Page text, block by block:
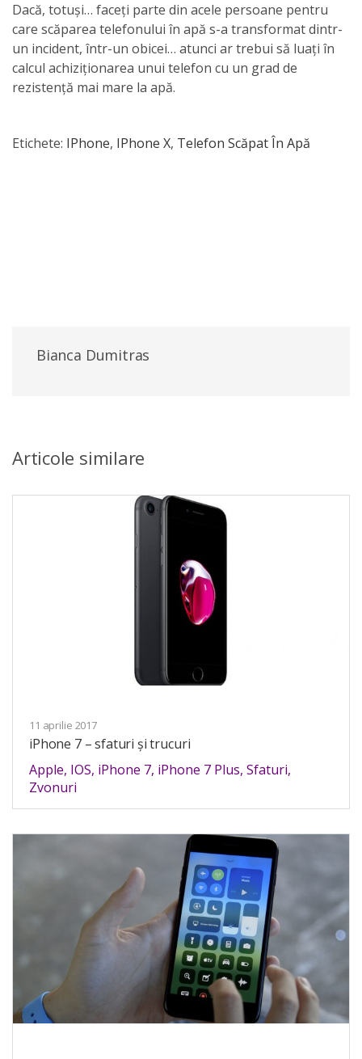
Dacă, totuși… faceți parte din acele persoane pentru
care scăparea telefonului în apă s-a transformat dintr-
un incident, într-un obicei… atunci ar trebui să luați în
calcul achiziționarea unui telefon cu un grad de
rezistență mai mare la apă.
Etichete: IPhone, IPhone X, Telefon Scăpat În Apă
Bianca Dumitras
Articole similare
11 aprilie 2017
iPhone 7 – sfaturi și trucuri
Apple, IOS, iPhone 7, iPhone 7 Plus, Sfaturi,
Zvonuri